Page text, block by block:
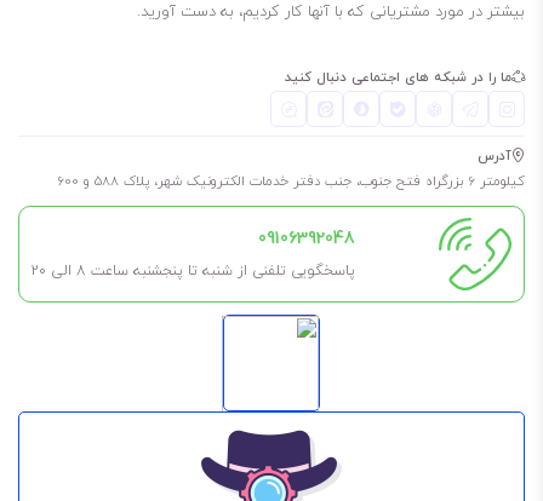
بیشتر در مورد مشتریانی که با آنها کار کردیم، به دست آورید.
ما را در شبکه های اجتماعی دنبال کنید
آدرس
کیلومتر 6 بزرگراه فتح جنوب، جنب دفتر خدمات الکترونیک شهر، پلاک 588 و 600
09106392048
پاسخگویی تلفنی از شنبه تا پنجشنبه ساعت 8 الی ۲۰